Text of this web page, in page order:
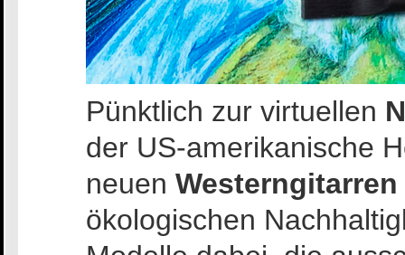
Pünktlich zur virtuellen
der US-amerikanische
neuen Westerngitarren
ökologischen